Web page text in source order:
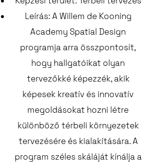
Leírás: A Willem de Kooning
Academy Spatial Design
programja arra összpontosít,
hogy hallgatóikat olyan
tervezőkké képezzék, akik
képesek kreatív és innovatív
megoldásokat hozni létre
különböző térbeli környezetek
tervezésére és kialakítására. A
program széles skáláját kínálja a